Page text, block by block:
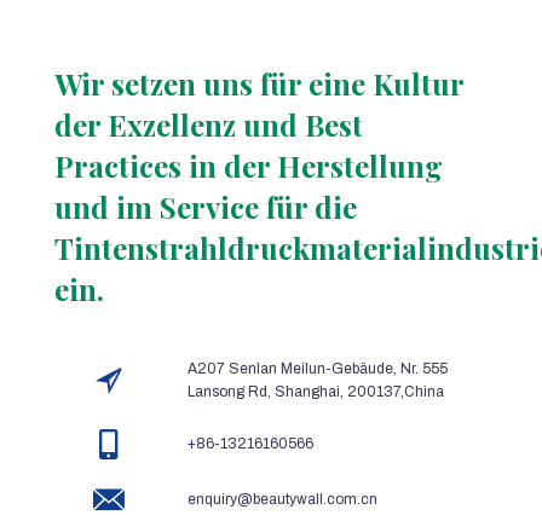
Wir setzen uns für eine Kultur
der Exzellenz und Best
Practices in der Herstellung
und im Service für die
ein.
A207 Senlan Meilun-Gebäude, Nr. 555
Lansong Rd, Shanghai, 200137,China
+86-13216160566
enquiry@beautywall.com.cn